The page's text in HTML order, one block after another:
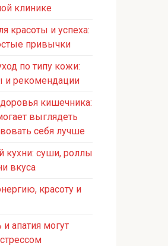
клинике
красоты и успеха:
привычки
по типу кожи:
и рекомендации
кишечника:
выглядеть
себя лучше
кухни: суши, роллы
вкуса
красоту и
и апатия могут